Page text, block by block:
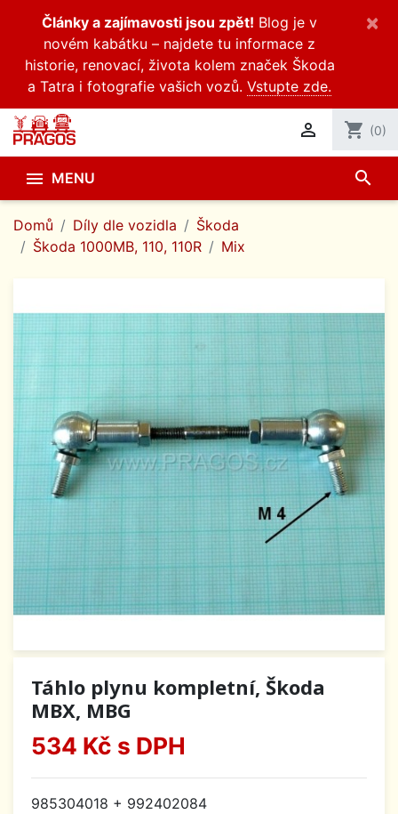
Články a zajímavosti jsou zpět! Blog je v
novém kabátku – najdete tu informace z
historie, renovací, života kolem značek Škoda
a Tatra i fotografie vašich vozů. Vstupte zde.
×
 shopping_cart (0)
 MENU search
Domů Díly dle vozidla
Škoda
Škoda 1000MB, 110, 110R
Mix
Táhlo plynu kompletní, Škoda
MBX, MBG
534 Kč s DPH
985304018 + 992402084